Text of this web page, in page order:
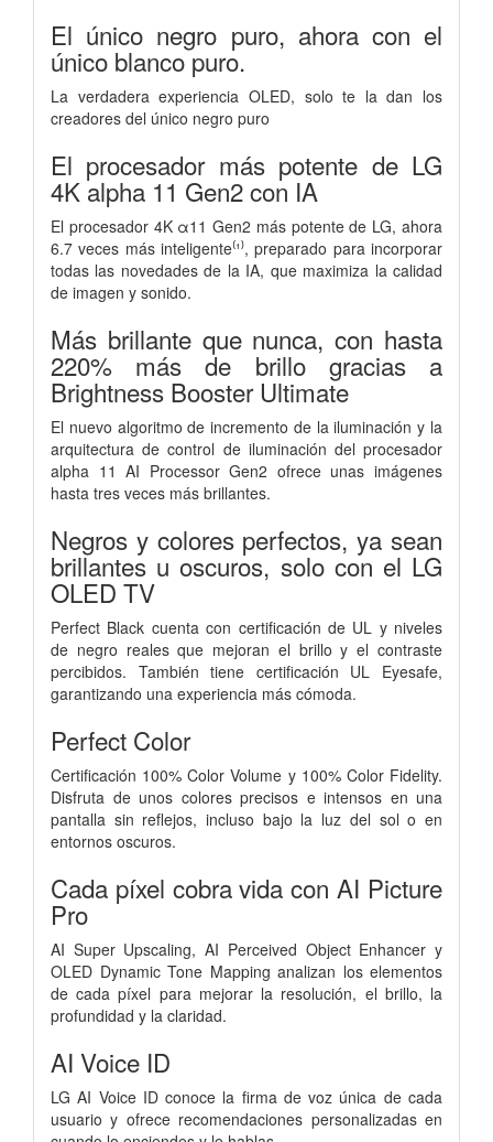
El único negro puro, ahora con el
único blanco puro.
La verdadera experiencia OLED, solo te la dan los
creadores del único negro puro
El procesador más potente de LG
4K alpha 11 Gen2 con IA
El procesador 4K α11 Gen2 más potente de LG, ahora
6.7 veces más inteligente⁽¹⁾, preparado para incorporar
todas las novedades de la IA, que maximiza la calidad
de imagen y sonido.
Más brillante que nunca, con hasta
220% más de brillo gracias a
Brightness Booster Ultimate
El nuevo algoritmo de incremento de la iluminación y la
arquitectura de control de iluminación del procesador
alpha 11 AI Processor Gen2 ofrece unas imágenes
hasta tres veces más brillantes.
Negros y colores perfectos, ya sean
brillantes u oscuros, solo con el LG
OLED TV
Perfect Black cuenta con certificación de UL y niveles
de negro reales que mejoran el brillo y el contraste
percibidos. También tiene certificación UL Eyesafe,
garantizando una experiencia más cómoda.
Perfect Color
Certificación 100% Color Volume y 100% Color Fidelity.
Disfruta de unos colores precisos e intensos en una
pantalla sin reflejos, incluso bajo la luz del sol o en
entornos oscuros.
Cada píxel cobra vida con AI Picture
Pro
AI Super Upscaling, AI Perceived Object Enhancer y
OLED Dynamic Tone Mapping analizan los elementos
de cada píxel para mejorar la resolución, el brillo, la
profundidad y la claridad.
AI Voice ID
LG AI Voice ID conoce la firma de voz única de cada
usuario y ofrece recomendaciones personalizadas en